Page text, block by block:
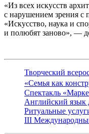
«Из всех искусств
с нарушением зрения с
«Искусство, наука и
и полюбят заново», —
Творческий
«Семья как
Спектакль
Английский язык
Ритуальные
III